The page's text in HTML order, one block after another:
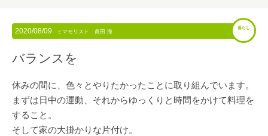
2020/08/09 ミマモリスト 眞田 海
暮らし
バランスを
休みの間に、色々とやりたかったことに取り組んでいます。
まずは日中の運動、それからゆっくりと時間をかけて料理を
すること。
そして家の大掛かりな片付け。